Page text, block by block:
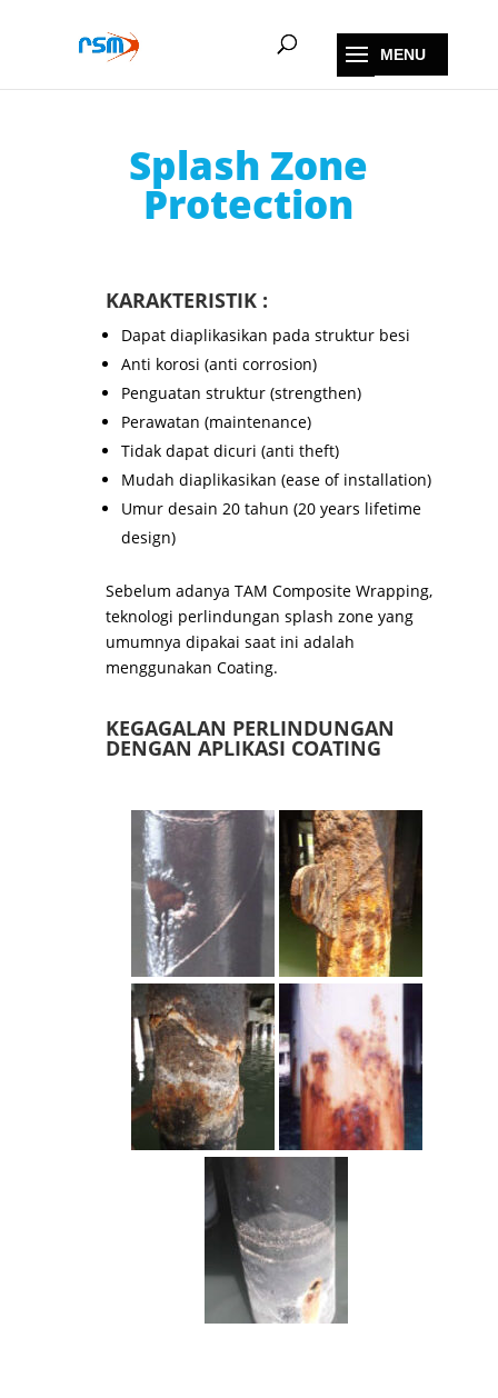
Splash Zone
Protection
KARAKTERISTIK :
Dapat diaplikasikan pada struktur besi
Anti korosi (anti corrosion)
Penguatan struktur (strengthen)
Perawatan (maintenance)
Tidak dapat dicuri (anti theft)
Mudah diaplikasikan (ease of installation)
Umur desain 20 tahun (20 years lifetime
design)
Sebelum adanya TAM Composite Wrapping,
teknologi perlindungan splash zone yang
umumnya dipakai saat ini adalah
menggunakan Coating.
KEGAGALAN PERLINDUNGAN
DENGAN APLIKASI COATING